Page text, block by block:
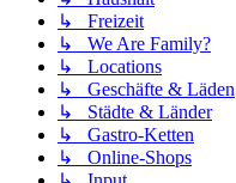
↳ Freizeit
↳ We Are Family?
↳ Locations
↳ Geschäfte & Läden
↳ Städte & Länder
↳ Gastro-Ketten
↳ Online-Shops